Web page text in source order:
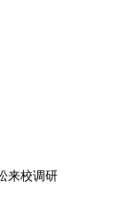
来校调研